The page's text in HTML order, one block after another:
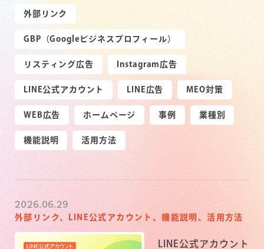
外部リンク
GBP（Googleビジネスプロフィール）
リスティング広告 Instagram広告
LINE公式アカウント LINE広告 MEO対策
WEB広告 ホームページ 事例 業種別
機能説明 活用方法
2026.06.29
外部リンク、LINE公式アカウント、機能説明、活用方法
LINE公式アカウント